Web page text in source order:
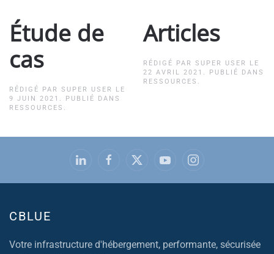
Étude de
cas
RÉDIGÉ PAR SUPER USER LE
9 JUIN 2021 . PUBLIÉ DANS
RESSOURCES .
Articles
RÉDIGÉ PAR SUPER USER LE
22 AVRIL 2021 . PUBLIÉ DANS
RESSOURCES .
CBLUE
Votre infrastructure d'hébergement, performante, sécurisée